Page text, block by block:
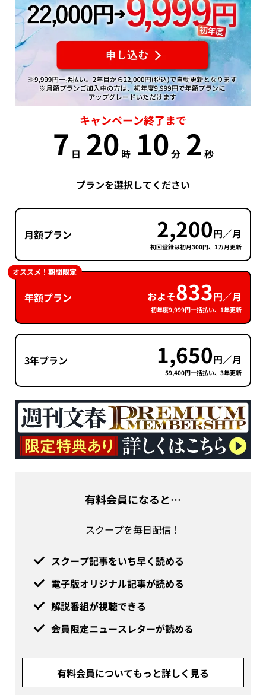
キャンペーン終了まで
7 日 20 時 10分 1 秒
プランを選択してください
月額プラン 2,200円／月
初回登録は初月300円、1カ月更新
年額プラン およそ833円／月
初年度9,999円一括払い、1年更新
オススメ！期間限定
3年プラン 1,650円／月
59,400円一括払い、3年更新
有料会員になると…
スクープを毎日配信！
スクープ記事をいち早く読める
電子版オリジナル記事が読める
解説番組が視聴できる
会員限定ニュースレターが読める
有料会員についてもっと詳しく見る